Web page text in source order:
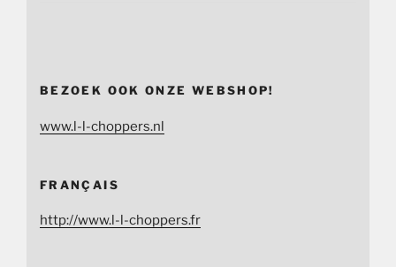
BEZOEK OOK ONZE WEBSHOP!
www.l-l-choppers.nl
FRANÇAIS
http://www.l-l-choppers.fr